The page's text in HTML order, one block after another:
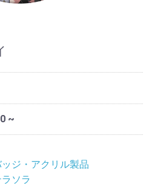
~
ジ・アクリル製品
ソラ